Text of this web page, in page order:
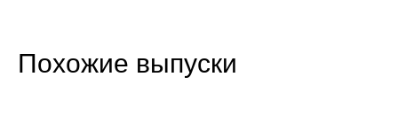
Похожие выпуски